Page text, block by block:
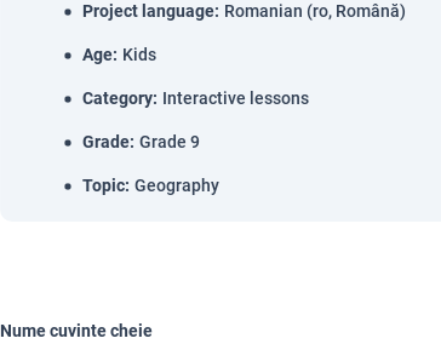
Project language: Romanian (ro, Română)
Age: Kids
Category: Interactive lessons
Grade: Grade 9
Topic: Geography
Nume cuvinte cheie